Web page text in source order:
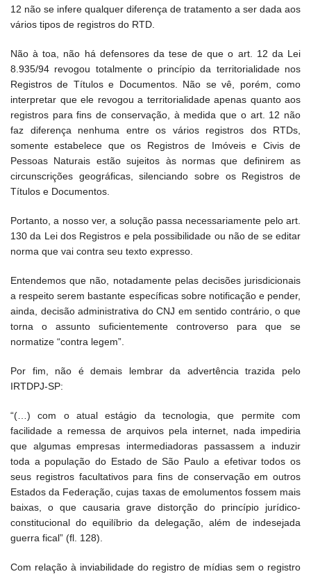
12 não se infere qualquer diferença de tratamento a ser dada aos
vários tipos de registros do RTD.
Não à toa, não há defensores da tese de que o art. 12 da Lei
8.935/94 revogou totalmente o princípio da territorialidade nos
Registros de Títulos e Documentos. Não se vê, porém, como
interpretar que ele revogou a territorialidade apenas quanto aos
registros para fins de conservação, à medida que o art. 12 não
faz diferença nenhuma entre os vários registros dos RTDs,
somente estabelece que os Registros de Imóveis e Civis de
Pessoas Naturais estão sujeitos às normas que definirem as
circunscrições geográficas, silenciando sobre os Registros de
Títulos e Documentos.
Portanto, a nosso ver, a solução passa necessariamente pelo art.
130 da Lei dos Registros e pela possibilidade ou não de se editar
norma que vai contra seu texto expresso.
Entendemos que não, notadamente pelas decisões jurisdicionais
a respeito serem bastante específicas sobre notificação e pender,
ainda, decisão administrativa do CNJ em sentido contrário, o que
torna o assunto suficientemente controverso para que se
normatize “contra legem”.
Por fim, não é demais lembrar da advertência trazida pelo
IRTDPJ-SP:
“(…) com o atual estágio da tecnologia, que permite com
facilidade a remessa de arquivos pela internet, nada impediria
que algumas empresas intermediadoras passassem a induzir
toda a população do Estado de São Paulo a efetivar todos os
seus registros facultativos para fins de conservação em outros
Estados da Federação, cujas taxas de emolumentos fossem mais
baixas, o que causaria grave distorção do princípio jurídico-
constitucional do equilíbrio da delegação, além de indesejada
guerra fical” (fl. 128).
Com relação à inviabilidade do registro de mídias sem o registro